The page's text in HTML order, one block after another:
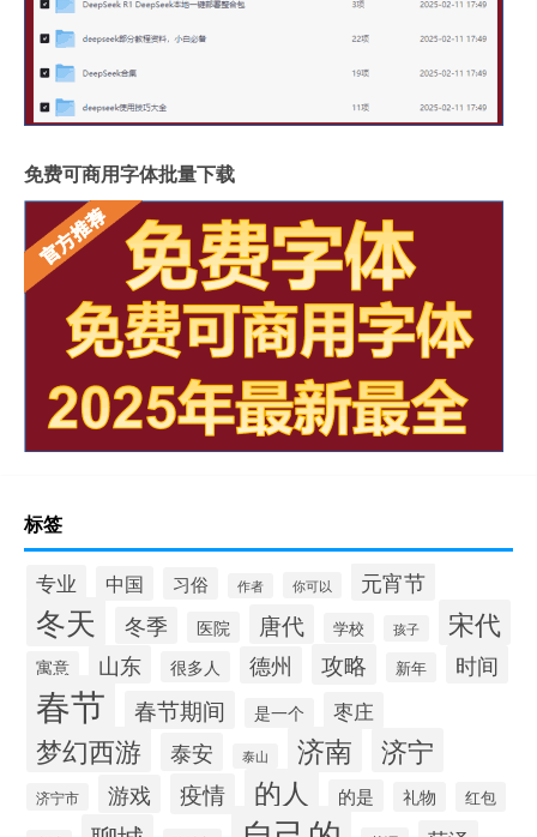
免费可商用字体批量下载
标签
专业 中国 习俗 作者 你可以 元宵节
冬天 冬季 医院 唐代 学校 孩子 宋代
寓意 山东 很多人 德州 攻略 新年 时间
春节 春节期间 是一个 枣庄
梦幻西游 泰安 泰山 济南 济宁
济宁市 游戏 疫情 的人 的是 礼物 红包